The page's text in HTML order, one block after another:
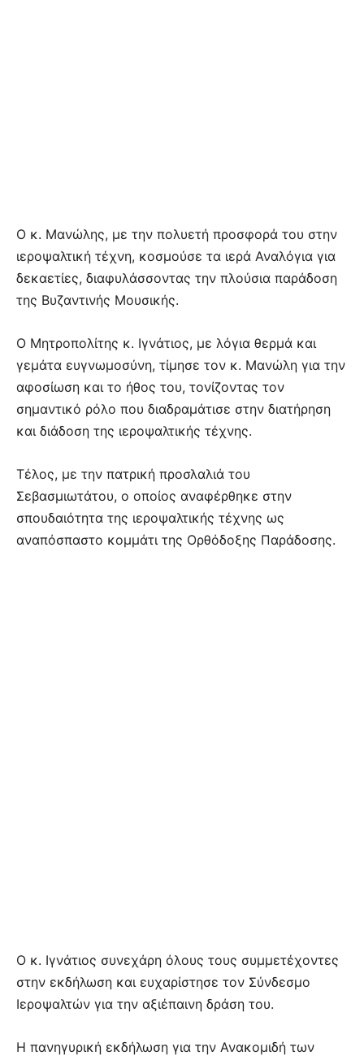
Ο κ. Μανώλης, με την πολυετή προσφορά του στην
ιεροψαλτική τέχνη, κοσμούσε τα ιερά Αναλόγια για
δεκαετίες, διαφυλάσσοντας την πλούσια παράδοση
της Βυζαντινής Μουσικής.
Ο Μητροπολίτης κ. Ιγνάτιος, με λόγια θερμά και
γεμάτα ευγνωμοσύνη, τίμησε τον κ. Μανώλη για την
αφοσίωση και το ήθος του, τονίζοντας τον
σημαντικό ρόλο που διαδραμάτισε στην διατήρηση
και διάδοση της ιεροψαλτικής τέχνης.
Τέλος, με την πατρική προσλαλιά του
Σεβασμιωτάτου, ο οποίος αναφέρθηκε στην
σπουδαιότητα της ιεροψαλτικής τέχνης ως
αναπόσπαστο κομμάτι της Ορθόδοξης Παράδοσης.
Ο κ. Ιγνάτιος συνεχάρη όλους τους συμμετέχοντες
στην εκδήλωση και ευχαρίστησε τον Σύνδεσμο
Ιεροψαλτών για την αξιέπαινη δράση του.
Η πανηγυρική εκδήλωση για την Ανακομιδή των